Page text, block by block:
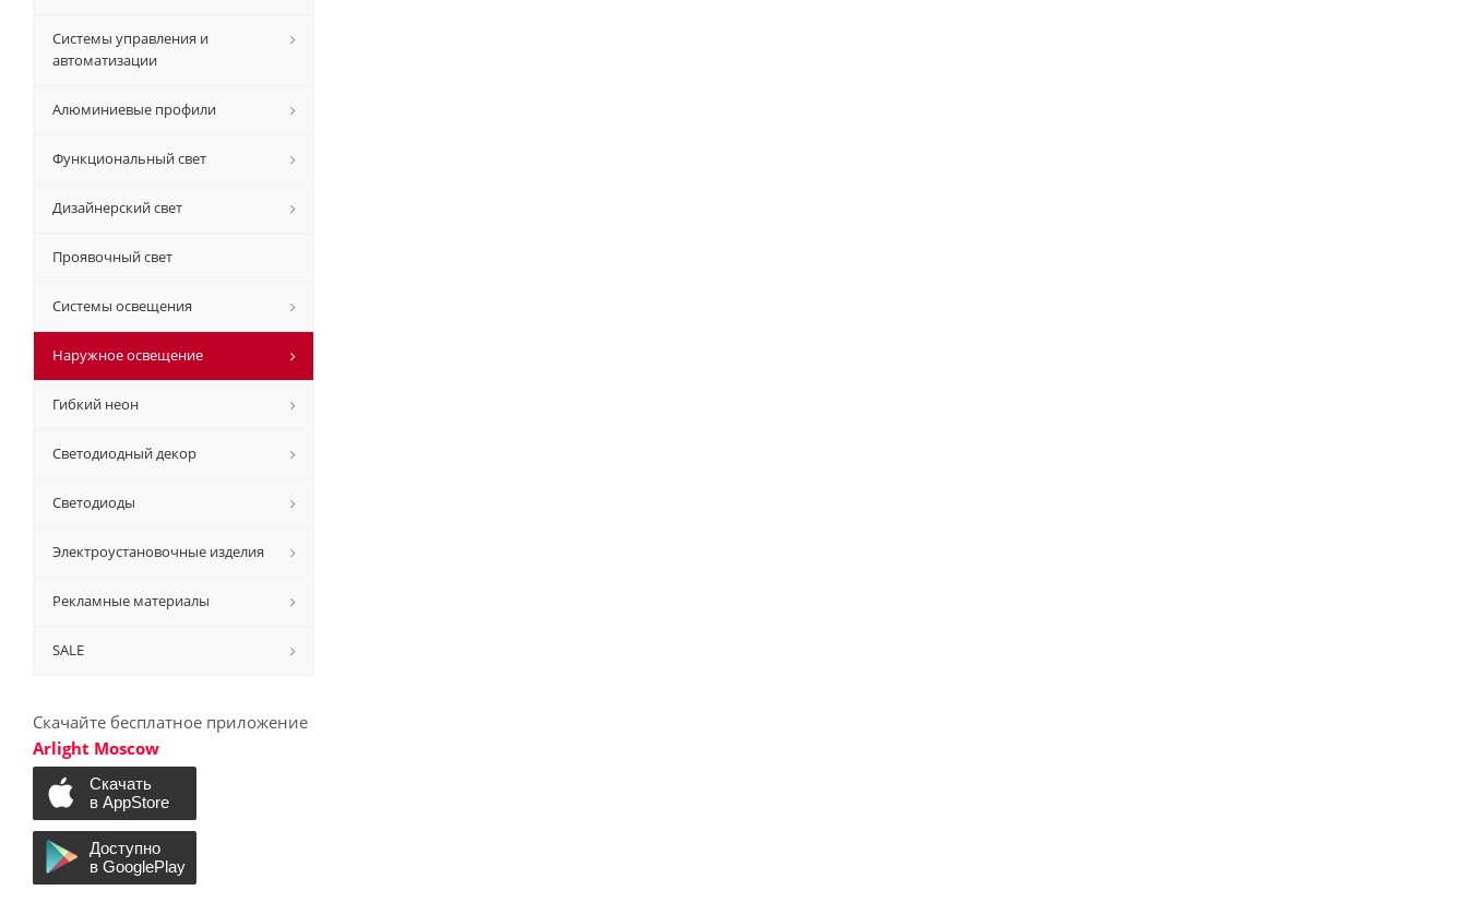
Системы управления и
автоматизации
Алюминиевые профили
Функциональный свет
Дизайнерский свет
Проявочный свет
Системы освещения
Наружное освещение
Гибкий неон
Светодиодный декор
Светодиоды
Электроустановочные изделия
Рекламные материалы
SALE
Скачайте бесплатное приложение
Arlight Moscow